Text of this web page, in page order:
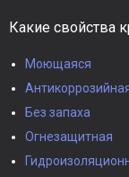
Какие свойства
Моющаяся
Без запаха
Огнезащитная